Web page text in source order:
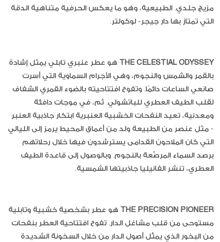
مزيج جلدي. الطبيعية، وهو ما يعكس الحرفية متناهية الدقة
التي تمتاز بها دار جيجر- لوكولتر.
THE CELESTIAL ODYSSEY هو عطر عنبري تابلي يمثل إشادة
بالقمر والشمس والنجوم، وهي الأجرام السماوية التي أسرت
صانعي الساعات دائمًا. وتفوح افتتاحيته بالضوء القمري الشفاف
لقلب الطيف العطري للباتشولي. ثم، في موجات دافئة
ومعدنية، تعيد النفحات الخشبية العنبرية ابتكار جاذبية العنبر
- مثل عنصر من الطبيعة ولد من أعماق المحيط يرمز إلى الليالي
التي كان الملاحون القدامى يسترشدون فيها خلال رحلاتهم
برصد السماء المرصّعة بالنجوم. وبالوصول إلى قاعدة الطيف
العطري، تنشر الفانيليا جاذبيتها الشمسية.
THE PRECISION PIONEER هو عطر بشخصية خشبية وتابلية
مستوحى من قلب مشاغل الدار. تفوح افتتاحية العطر بنفحات
من البخور الذي يمثّل أصول الدار من خلال السخونة الشديدة